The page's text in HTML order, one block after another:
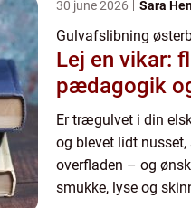
30 june 2026 Sara
Gulvafslibning
Lej en vikar:
pædagogik
Er trægulvet i din
og blevet lidt
overfladen – og
smukke, lyse og